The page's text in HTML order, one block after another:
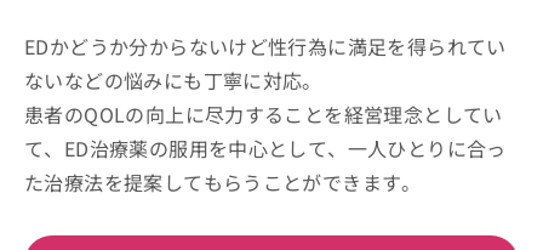
EDかどうか分からないけど性行為に満足を得られてい
ないなどの悩みにも丁寧に対応。
患者のQOLの向上に尽力することを経営理念としてい
て、ED治療薬の服用を中心として、一人ひとりに合っ
た治療法を提案してもらうことができます。